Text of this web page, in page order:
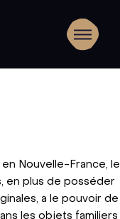
Nouvelle-France, le
en plus de posséder
a le pouvoir de
les objets familiers